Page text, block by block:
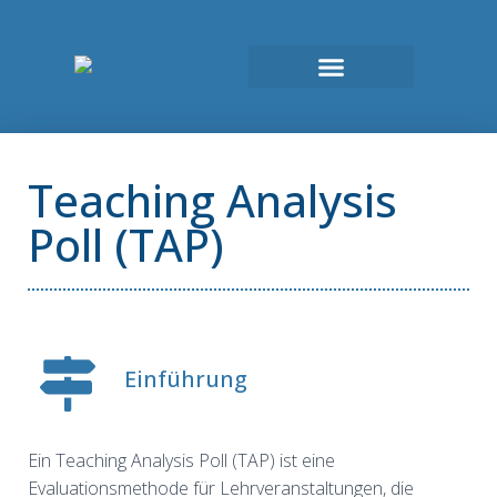
Teaching Analysis
Poll (TAP)
Einführung
Ein Teaching Analysis Poll (TAP) ist eine
Evaluationsmethode für Lehrveranstaltungen, die